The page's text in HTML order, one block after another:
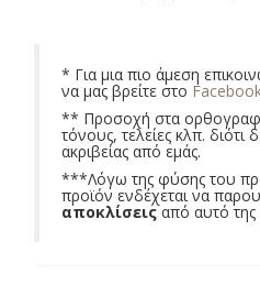
* Για μια πιο άμεση
να μας βρείτε στο
** Προσοχή στα
τόνους, τελείες κλπ. διότι
ακριβείας από εμάς.
***Λόγω της φύσης του
προϊόν ενδέχεται να
αποκλίσειςαπό αυτό της